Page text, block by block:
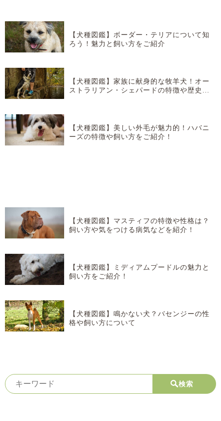
【犬種図鑑】ボーダー・テリアについて知
ろう！魅力と飼い方をご紹介
【犬種図鑑】家族に献身的な牧羊犬！オー
ストラリアン・シェパードの特徴や歴史な
【犬種図鑑】美しい外毛が魅力的！ハバニ
ーズの特徴や飼い方をご紹介！
【犬種図鑑】マスティフの特徴や性格は？
飼い方や気をつける病気などを紹介！
【犬種図鑑】ミディアムプードルの魅力と
飼い方をご紹介！
【犬種図鑑】鳴かない犬？バセンジーの性
格や飼い方について
検索